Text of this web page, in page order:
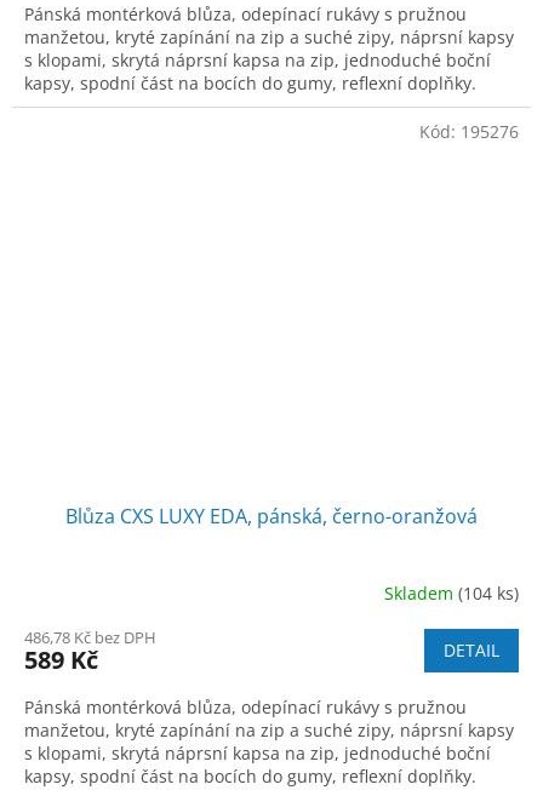
Pánská montérková blůza, odepínací rukávy s pružnou
manžetou, kryté zapínání na zip a suché zipy, náprsní kapsy
s klopami, skrytá náprsní kapsa na zip, jednoduché boční
kapsy, spodní část na bocích do gumy, reflexní doplňky.
Doporučené použití: stav
Blůza CXS LUXY EDA, pánská, černo-oranžová
Skladem (104 ks)
486,78 Kč bez DPH
589 Kč DETAIL
Pánská montérková blůza, odepínací rukávy s pružnou
manžetou, kryté zapínání na zip a suché zipy, náprsní kapsy
s klopami, skrytá náprsní kapsa na zip, jednoduché boční
kapsy, spodní část na bocích do gumy, reflexní doplňky.
Kód: 195276